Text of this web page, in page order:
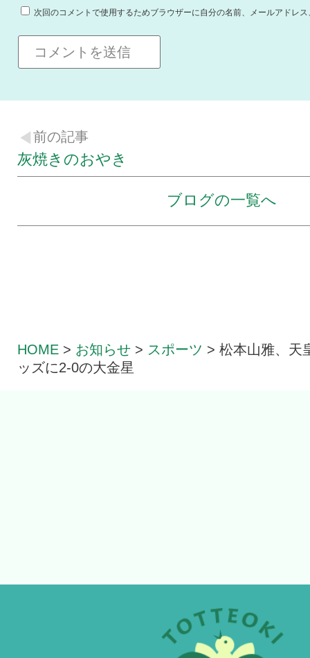
次回のコメントで使用するためブラウザーに自分の名前、メールアドレ
前の記事
灰焼きのおやき
ブログの一覧へ
HOME > お知らせ > スポーツ >松本山雅、天
ッズに2-0の大金星